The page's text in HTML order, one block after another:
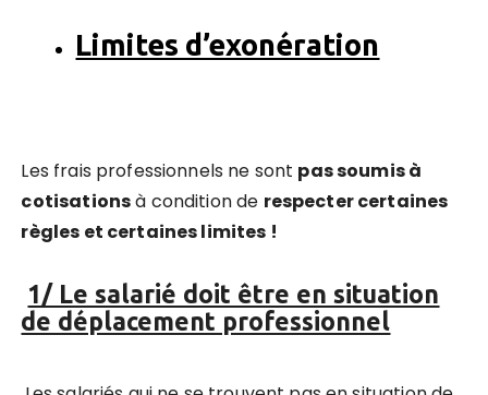
Limites d’exonération
Les frais professionnels ne sont pas soumis à
cotisationsà condition de respecter certaines
règles et certaines limites !
1/ Le salarié doit être en situation
de déplacement professionnel